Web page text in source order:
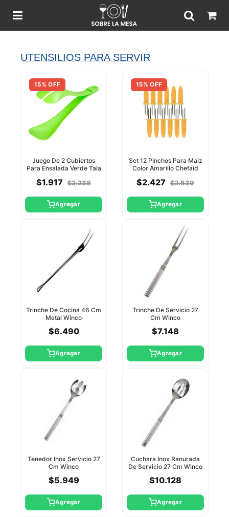
UTENSILIOS PARA SERVIR
15% OFF
Juego De 2 Cubiertos
Para Ensalada Verde Tala
$1.917 $2.238
Agregar
15% OFF
Set 12 Pinchos Para Maiz
Color Amarillo Chefaid
$2.427 $2.839
Agregar
Trinche De Cocina 46 Cm
Metal Winco
$6.490
Agregar
Trinche De Servicio 27
Cm Winco
$7.148
Agregar
Tenedor Inox Servicio 27
Cm Winco
$5.949
Agregar
Cuchara Inox Ranurada
De Servicio 27 Cm Winco
$10.128
Agregar